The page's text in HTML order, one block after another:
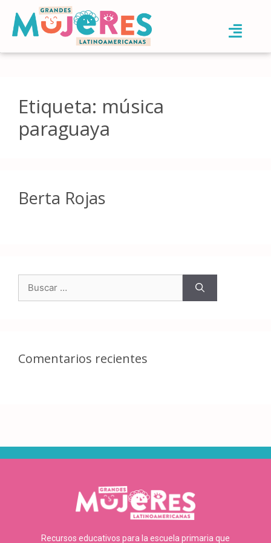
Etiqueta: música
paraguaya
Berta Rojas
Comentarios recientes
Recursos educativos para la escuela primaria que